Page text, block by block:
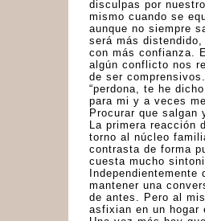
disculpas por
mismo cuando se
aunque no siempre
será más
con más confianza.
algún conflicto nos
de ser
“perdona, te he
para mi y a veces
Procurar que salgan
La primera reacción
torno al núcleo
contrasta de forma
cuesta mucho
mantener una
de antes. Pero al
asfixian en un hogar